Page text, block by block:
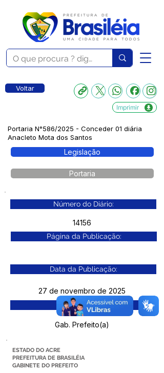
Voltar
Imprimir
Portaria N°586/2025 - Conceder 01 diária
Anacleto Mota dos Santos
Legislação
Portaria
Número do Diário:
14156
Página da Publicação:
Data da Publicação:
27 de novembro de 2025
Órgão:
Gab. Prefeito(a)
ESTADO DO ACRE
PREFEITURA DE BRASILÉIA
GABINETE DO PREFEITO